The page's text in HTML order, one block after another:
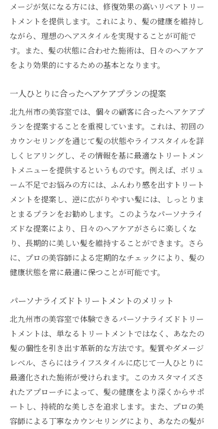
メージが気になる方には、修復効果の高いリペアトリー
トメントを提供します。これにより、髪の健康を維持し
ながら、理想のヘアスタイルを実現することが可能で
す。また、髪の状態に合わせた施術は、日々のヘアケア
をより効果的にするための基本となります。
一人ひとりに合ったヘアケアプランの提案
北九州市の美容室では、個々の顧客に合ったヘアケアプ
ランを提案することを重視しています。これは、初回の
カウンセリングを通じて髪の状態やライフスタイルを詳
しくヒアリングし、その情報を基に最適なトリートメン
トメニューを提供するというものです。例えば、ボリュ
ーム不足でお悩みの方には、ふんわり感を出すトリート
メントを提案し、逆に広がりやすい髪には、しっとりま
とまるプランをお勧めします。このようなパーソナライ
ズドな提案により、日々のヘアケアがさらに楽しくな
り、長期的に美しい髪を維持することができます。さら
に、プロの美容師による定期的なチェックにより、髪の
健康状態を常に最適に保つことが可能です。
パーソナライズドトリートメントのメリット
北九州市の美容室で体験できるパーソナライズドトリー
トメントは、単なるトリートメントではなく、あなたの
髪の個性を引き出す革新的な方法です。髪質やダメージ
レベル、さらにはライフスタイルに応じて一人ひとりに
最適化された施術が受けられます。このカスタマイズさ
れたアプローチによって、髪の健康をより深くからサポ
ートし、持続的な美しさを追求します。また、プロの美
容師による丁寧なカウンセリングにより、あなたの髪が